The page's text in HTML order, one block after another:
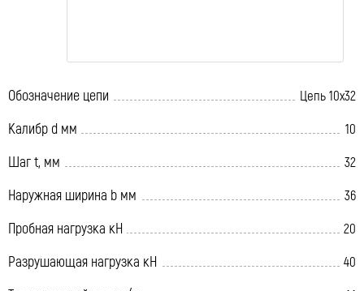
Обозначение цепи Цепь 10х32
Калибр d мм 10
Шаг t, мм 32
Наружная ширина b мм 36
Пробная нагрузка кН 20
Разрушающая нагрузка кН 40